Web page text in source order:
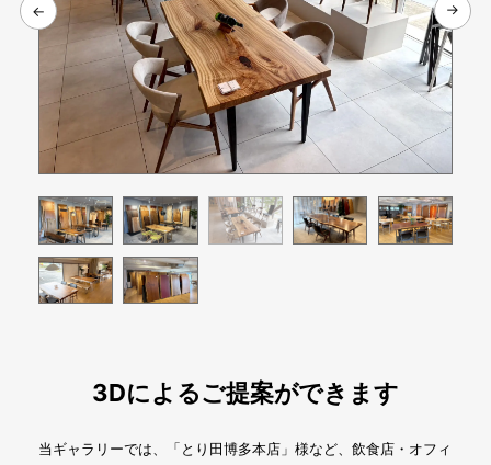
← ←
3Dによるご提案ができます
当ギャラリーでは、「とり田博多本店」様など、飲食店・オフィ